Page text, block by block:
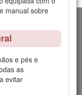
manual sobre
e pés e
as
evitar
transporte de
a ser utilizada por
aplicações
para o corte de